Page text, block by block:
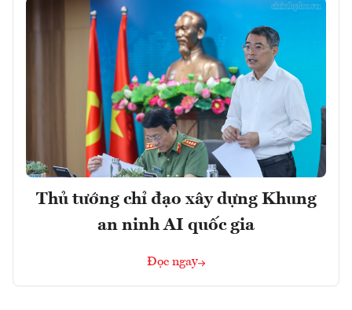
Thủ tướng chỉ đạo xây dựng Khung
an ninh AI quốc gia
Đọc ngay